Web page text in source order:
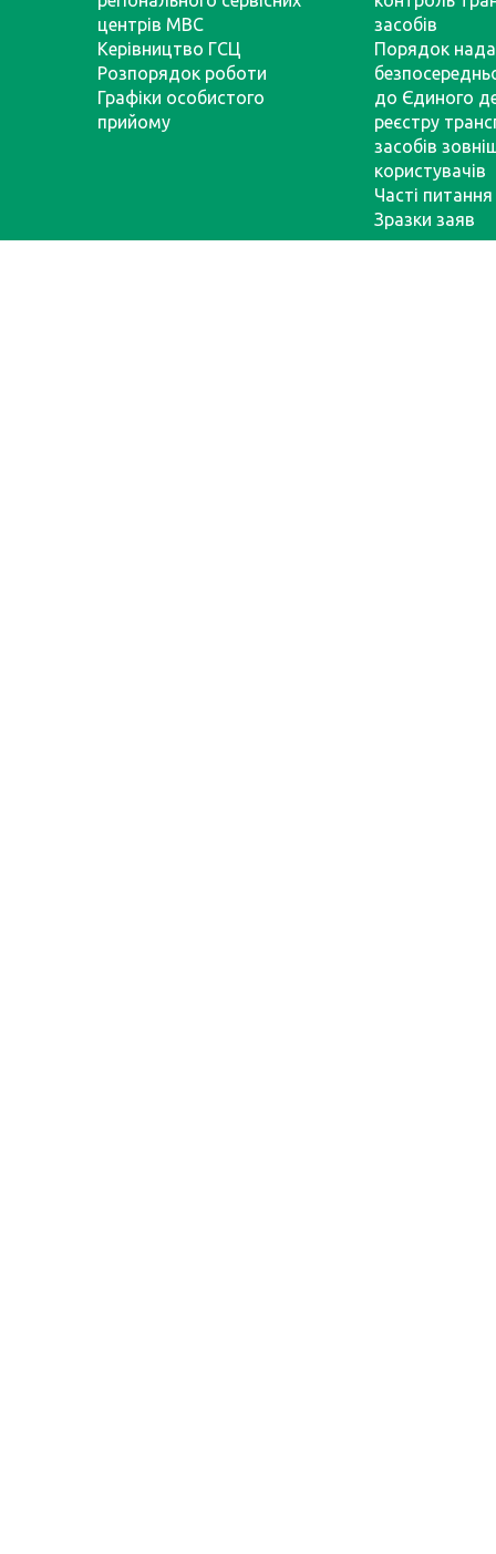
центрів МВС
Керівництво ГСЦ
Розпорядок роботи
Графіки особистого
прийому
засобів
Порядок
до Єдиного
реєстру
засобів
користувачів
Часті питання
Зразки заяв